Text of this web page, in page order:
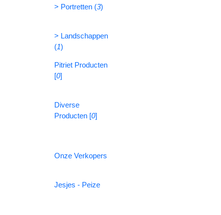
> Portretten (3)
> Landschappen
(1)
Pitriet Producten
[0]
Diverse
Producten [0]
Onze Verkopers
Jesjes - Peize